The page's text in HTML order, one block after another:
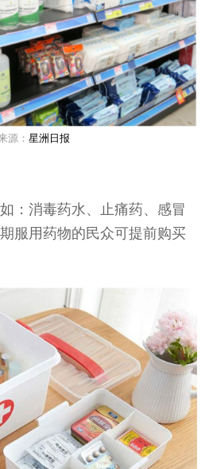
源： 星洲日报
：消毒药水、止痛药、感冒
服用药物的民众可提前购买